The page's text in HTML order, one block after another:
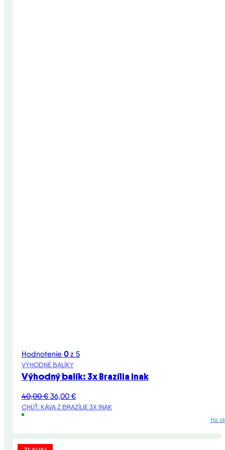
Hodnotenie 0z 5
VÝHODNÉ BALÍKY
Výhodný balík: 3x Brazília inak
40,00€ Pôvodná
cena
36,00 €Aktuálna
cena
CHUŤ: KÁVA Z BRAZÍLIE 3X INAK
Na